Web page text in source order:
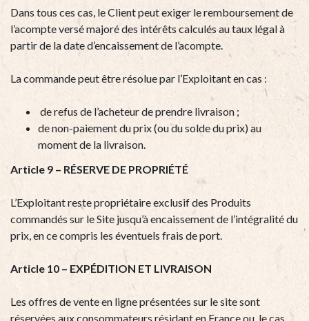
Dans tous ces cas, le Client peut exiger le remboursement de
l’acompte versé majoré des intérêts calculés au taux légal à
partir de la date d’encaissement de l’acompte.
La commande peut être résolue par l’Exploitant en cas :
de refus de l’acheteur de prendre livraison ;
de non-paiement du prix (ou du solde du prix) au
moment de la livraison.
Article 9 – RÉSERVE DE PROPRIÉTÉ
L’Exploitant reste propriétaire exclusif des Produits
commandés sur le Site jusqu’à encaissement de l’intégralité du
prix, en ce compris les éventuels frais de port.
Article 10 – EXPÉDITION ET LIVRAISON
Les offres de vente en ligne présentées sur le site sont
réservées aux consommateurs résidant en France ou, le cas